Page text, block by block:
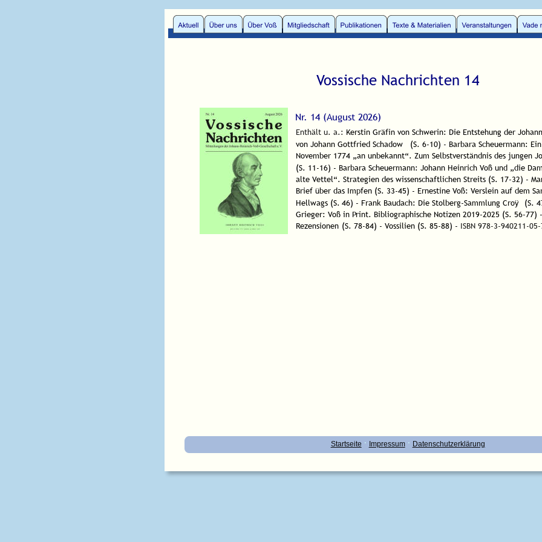
Startseite · Impressum · Datenschutzerklärung
Vossische Nachrichten 14
Nr. 14 (August 2026)
Enthält u. a.: Kerstin Gräfin von Schwerin: Die Entstehung der
von Johann Gottfried Schadow
(S. 6-10) - Barbara Scheuermann:
November 1774 „an unbekannt“. Zum Selbstverständnis des jungen
(S. 11-16) - Barbara Scheuermann: Johann Heinrich Voß und „die
alte Vettel“. Strategien des wissenschaftlichen Streits (S. 17-32) -
Brief über das Impfen (S. 33-45) - Ernestine Voß: Verslein auf dem
Hellwags (S. 46) - Frank Baudach: Die Stolberg-Sammlung Croÿ
(S.
Grieger: Voß in Print. Bibliographische Notizen 2019-2025 (S. 56-77)
Rezensionen (S. 78-84) - Vossilien (S. 85-88) - ISBN 978-3-940211-